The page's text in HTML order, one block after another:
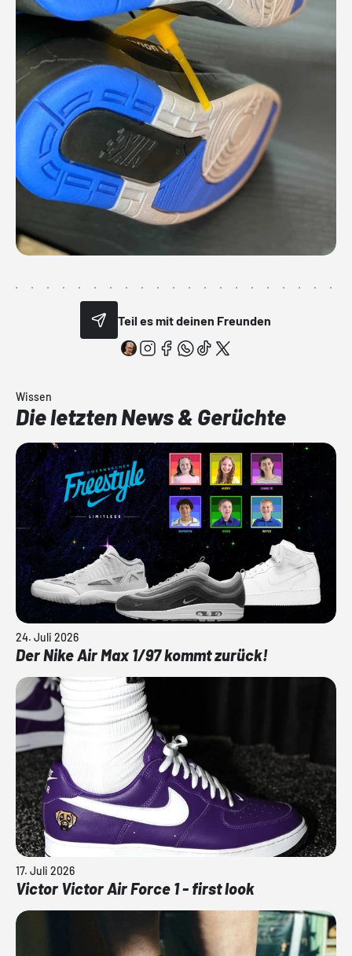
Teil es mit deinen Freunden
Wissen
Die letzten News & Gerüchte
24. Juli 2026
Der Nike Air Max 1/97 kommt zurück!
17. Juli 2026
Victor Victor Air Force 1 - first look